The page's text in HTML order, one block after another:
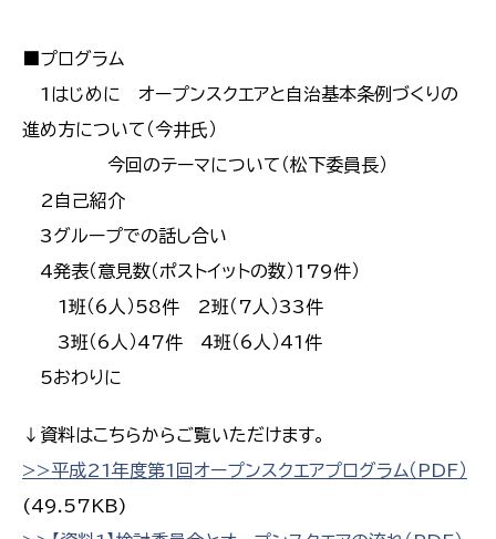
■プログラム
1はじめに オープンスクエアと自治基本条例づくりの
進め方について（今井氏）
今回のテーマについて（松下委員長）
2自己紹介
3グループでの話し合い
4発表（意見数（ポストイットの数）179件）
1班（6人）58件 2班（7人）33件
3班（6人）47件 4班（6人）41件
5おわりに
↓資料はこちらからご覧いただけます。
>>平成21年度第1回オープンスクエアプログラム（PDF）
(49.57KB)